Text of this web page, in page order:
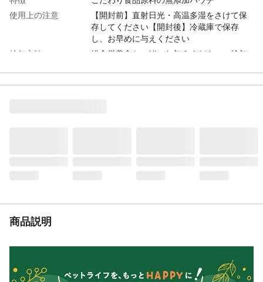
使用上の注意
【開封前】直射日光・高温多湿をさけて保
存してください【開封後】冷蔵庫で保存
し、お早めに与えください
給与方法
総合栄養食と一緒にお与えください。給与
給与量の目安
●～5kg:～2袋 ●5～15kg:2～5袋 ●15～
商品説明